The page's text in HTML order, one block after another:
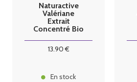
Naturactive
Valériane
Extrait
Concentré Bio
13.90€
En stock